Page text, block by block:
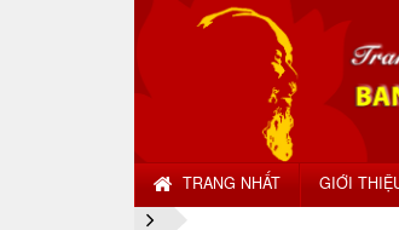
TRANG NHẤT GIỚI